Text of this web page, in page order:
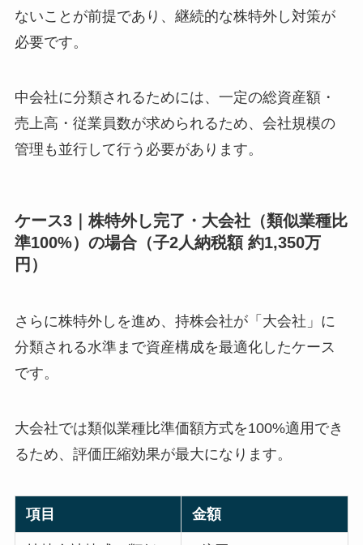
ないことが前提であり、継続的な株特外し対策が
必要です。
中会社に分類されるためには、一定の総資産額・
売上高・従業員数が求められるため、会社規模の
管理も並行して行う必要があります。
ケース3｜株特外し完了・大会社（類似業種比
準100%）の場合（子2人納税額 約1,350万
円）
さらに株特外しを進め、持株会社が「大会社」に
分類される水準まで資産構成を最適化したケース
です。
大会社では類似業種比準価額方式を100%適用でき
るため、評価圧縮効果が最大になります。
項目 金額